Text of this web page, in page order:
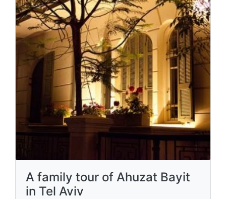
A family tour of Ahuzat Bayit
in Tel Aviv